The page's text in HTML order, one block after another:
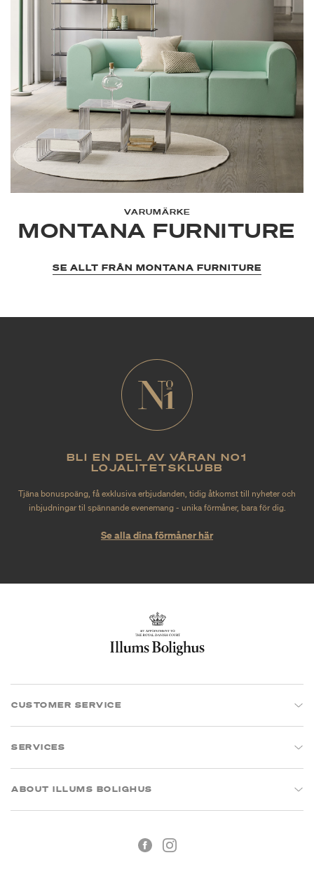
VARUMÄRKE
MONTANA FURNITURE
SE ALLT FRÅN MONTANA FURNITURE
BLI EN DEL AV VÅRAN NO1
LOJALITETSKLUBB
Tjäna bonuspoäng, få exklusiva erbjudanden, tidig åtkomst till nyheter och
inbjudningar til spännande evenemang - unika förmåner, bara för dig.
Se alla dina förmåner här
CUSTOMER SERVICE
SERVICES
ABOUT ILLUMS BOLIGHUS